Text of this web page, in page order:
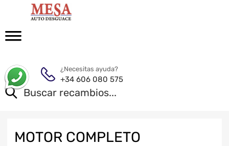
¿Necesitas ayuda?
+34 606 080 575
MOTOR COMPLETO